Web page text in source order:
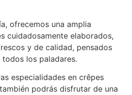
ofrecemos una amplia
cuidadosamente elaborados,
y de calidad, pensados
los paladares.
especialidades en crêpes
podrás disfrutar de una